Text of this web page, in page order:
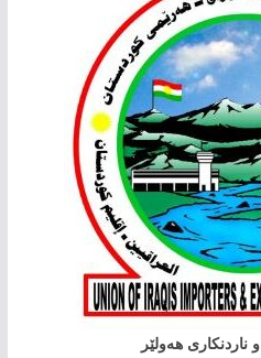
ناردنکاری هەولێر